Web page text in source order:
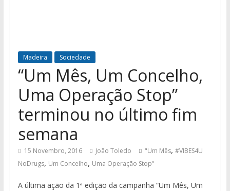
Madeira Sociedade
“Um Mês, Um Concelho,
Uma Operação Stop”
terminou no último fim
semana
15 Novembro, 2016 João Toledo "Um Mês, #VIBES4U
NoDrugs, Um Concelho, Uma Operação Stop"
A última ação da 1ª edição da campanha “Um Mês, Um